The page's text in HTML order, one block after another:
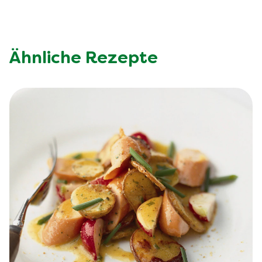
Ähnliche Rezepte